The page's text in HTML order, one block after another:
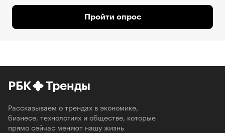
Пройти опрос
РБК Тренды
Рассказываем о трендах в экономике,
бизнесе, технологиях и обществе, которые
прямо сейчас меняют нашу жизнь